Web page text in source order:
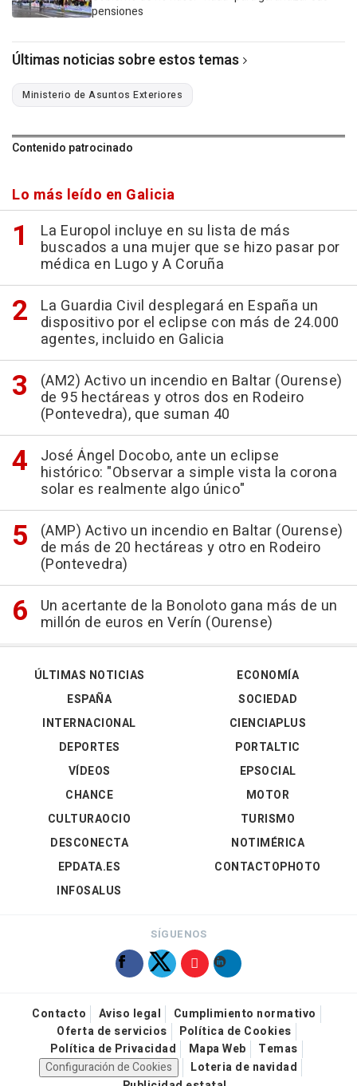
pensiones
Últimas noticias sobre estos temas
Ministerio de Asuntos Exteriores
Contenido patrocinado
Lo más leído en Galicia
La Europol incluye en su lista de más
buscados a una mujer que se hizo pasar por
médica en Lugo y A Coruña
La Guardia Civil desplegará en España un
dispositivo por el eclipse con más de 24.000
agentes, incluido en Galicia
(AM2) Activo un incendio en Baltar (Ourense)
de 95 hectáreas y otros dos en Rodeiro
(Pontevedra), que suman 40
José Ángel Docobo, ante un eclipse
histórico: "Observar a simple vista la corona
solar es realmente algo único"
(AMP) Activo un incendio en Baltar (Ourense)
de más de 20 hectáreas y otro en Rodeiro
(Pontevedra)
Un acertante de la Bonoloto gana más de un
millón de euros en Verín (Ourense)
ÚLTIMAS NOTICIAS
ESPAÑA
INTERNACIONAL
DEPORTES
VÍDEOS
ECONOMÍA
SOCIEDAD
CIENCIAPLUS
PORTALTIC
EPSOCIAL
CHANCE
CULTURAOCIO
DESCONECTA
EPDATA.ES
INFOSALUS
MOTOR
TURISMO
NOTIMÉRICA
CONTACTOPHOTO
SÍGUENOS
Contacto Aviso legal
Cumplimiento normativo
Oferta de servicios
Política de Cookies
Política de Privacidad
Mapa Web
Temas
Configuración de Cookies
Loteria de navidad